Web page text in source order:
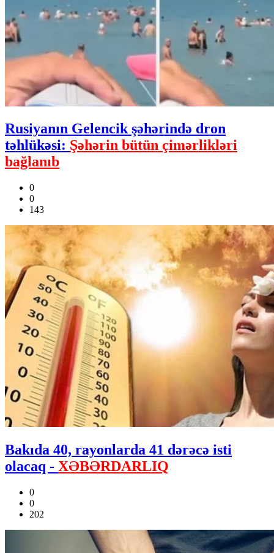
Rusiyanın Gelencik şəhərində dron
təhlükəsi: Şəhərin bütün çimərlikləri
bağlanıb
0
0
143
Bakıda 40, rayonlarda 41 dərəcə isti
olacaq - XƏBƏRDARLIQ
0
0
202